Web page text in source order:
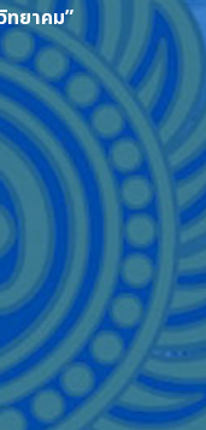
ทยาคม”